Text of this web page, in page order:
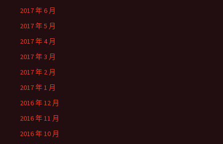
2017 年 6 月
2017 年 5 月
2017 年 4 月
2017 年 3 月
2017 年 2 月
2017 年 1 月
2016 年 12 月
2016 年 11 月
2016 年 10 月